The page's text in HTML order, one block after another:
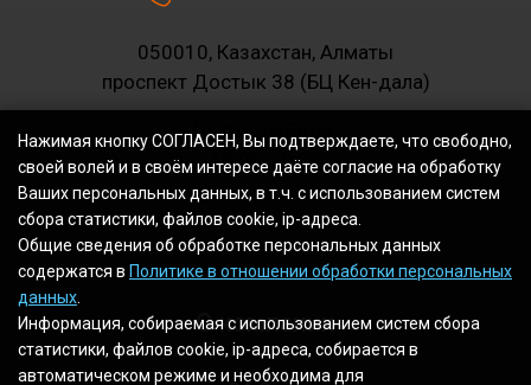
050010, Казахстан, Алматы
проспект Достык 38 (БЦ Кен-дала)
График работы:
10.00-19.00
О компании
Нажимая кнопку СОГЛАСЕН, Вы подтверждаете, что свободно,
своей волей и в своём интересе даёте согласие на обработку
Ваших персональных данных, в т.ч. с использованием систем
сбора статистики, файлов cookie, ip-адреса.
Общие сведения об обработке персональных данных
содержатся в Политике в отношении обработки персональных
данных
Информация, собираемая с использованием систем сбора
статистики, файлов cookie, ip-адреса, собирается в
автоматическом режиме и необходима для